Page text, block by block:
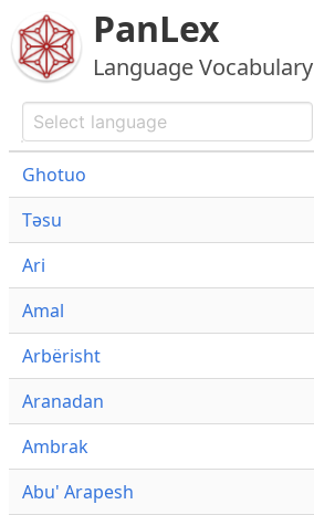
PanLex
Language Vocabulary
Ghotuo
Təsu
Ari
Amal
Arbërisht
Aranadan
Ambrak
Abu' Arapesh